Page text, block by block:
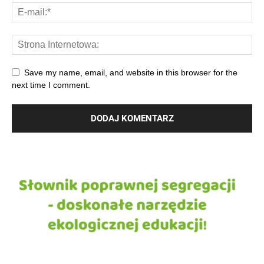
Save my name, email, and website in this browser for the
next time I comment.